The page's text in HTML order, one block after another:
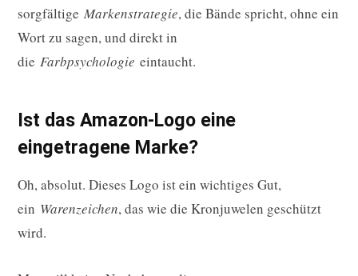
sorgfältige Markenstrategie, die Bände spricht, ohne ein
Wort zu sagen, und direkt in
die Farbpsychologie eintaucht.
Ist das Amazon-Logo eine
eingetragene Marke?
Oh, absolut. Dieses Logo ist ein wichtiges Gut,
ein Warenzeichen, das wie die Kronjuwelen geschützt
wird.